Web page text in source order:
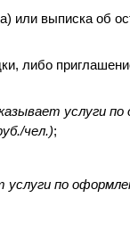
или выписка об
либо
услуги
чел.);
услуги по